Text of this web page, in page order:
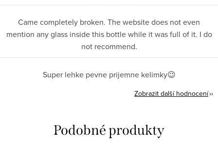
Came completely broken. The website does not even
mention any glass inside this bottle while it was full of it. I do
not recommend.
Super lehke pevne prijemne kelimky😉
Zobrazit další hodnocení